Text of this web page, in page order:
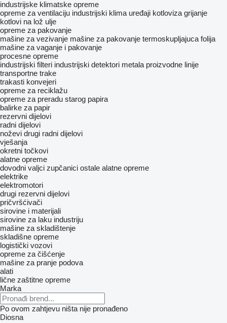
industrijske klimatske opreme
opreme za ventilaciju industrijski klima uređaji kotloviza grijanje
kotlovi na lož ulje
opreme za pakovanje
mašine za vezivanje mašine za pakovanje termoskupljajuca folija
mašine za vaganje i pakovanje
procesne opreme
industrijski filteri industrijski detektori metala proizvodne linije
transportne trake
trakasti konvejeri
opreme za reciklažu
opreme za preradu starog papira
balirke za papir
rezervni dijelovi
radni dijelovi
noževi drugi radni dijelovi
vješanja
okretni točkovi
alatne opreme
dovodni valjci zupčanici ostale alatne opreme
elektrike
elektromotori
drugi rezervni dijelovi
pričvršćivači
sirovine i materijali
sirovine za laku industriju
mašine za skladištenje
skladišne opreme
logistički vozovi
opreme za čišćenje
mašine za pranje podova
alati
lične zaštitne opreme
Marka
Po ovom zahtjevu ništa nije pronađeno
Diosna